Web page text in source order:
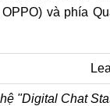
và phía
"Digital Chat